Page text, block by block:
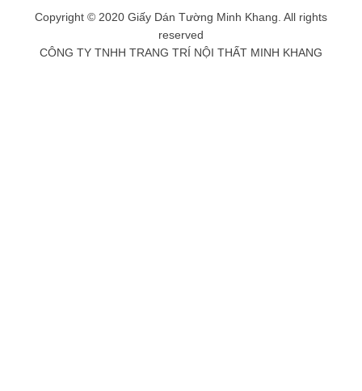
Copyright © 2020 Giấy Dán Tường Minh Khang. All rights
reserved
CÔNG TY TNHH TRANG TRÍ NỘI THẤT MINH KHANG